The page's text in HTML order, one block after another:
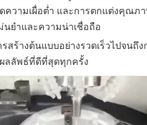
วามเผื่อต่ำ และการตกแต่งคุณภ
นยำและความน่าเชื่อถือ
ร้างต้นแบบอย่างรวดเร็วไปจนถึง
ลลัพธ์ที่ดีที่สุดทุกครั้ง